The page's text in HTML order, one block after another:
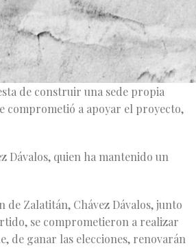
candidato del partido MORENA
del Sindicato Nacional de
Chávez Dávalos sea reelegido como
de construir una sede propia
comprometió a apoyar el proyecto,
Dávalos, quien ha mantenido un
de Zalatitán, Chávez Dávalos, junto
se comprometieron a realizar
de ganar las elecciones, renovarán